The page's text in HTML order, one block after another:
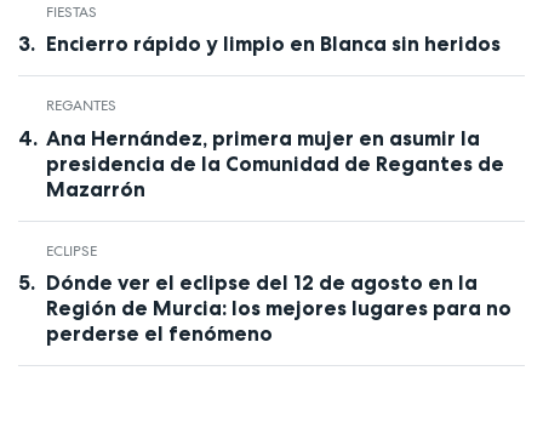
FIESTAS
Encierro rápido y limpio en Blanca sin heridos
REGANTES
Ana Hernández, primera mujer en asumir la
presidencia de la Comunidad de Regantes de
Mazarrón
ECLIPSE
Dónde ver el eclipse del 12 de agosto en la
Región de Murcia: los mejores lugares para no
perderse el fenómeno